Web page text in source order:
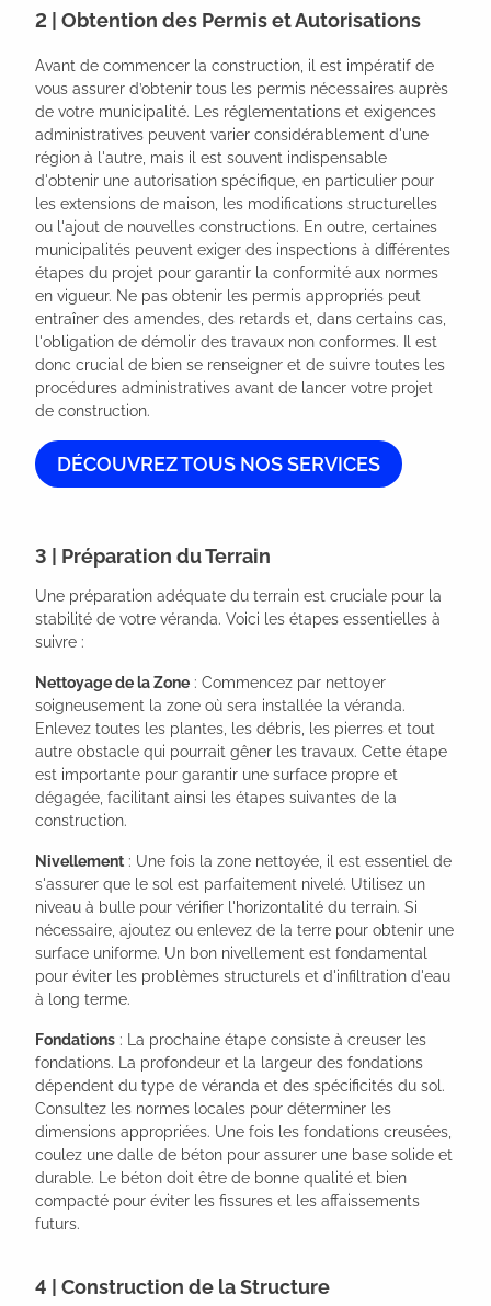
2 | Obtention des Permis et Autorisations
Avant de commencer la construction, il est impératif de
vous assurer d’obtenir tous les permis nécessaires auprès
de votre municipalité. Les réglementations et exigences
administratives peuvent varier considérablement d'une
région à l'autre, mais il est souvent indispensable
d'obtenir une autorisation spécifique, en particulier pour
les extensions de maison, les modifications structurelles
ou l'ajout de nouvelles constructions. En outre, certaines
municipalités peuvent exiger des inspections à différentes
étapes du projet pour garantir la conformité aux normes
en vigueur. Ne pas obtenir les permis appropriés peut
entraîner des amendes, des retards et, dans certains cas,
l'obligation de démolir des travaux non conformes. Il est
donc crucial de bien se renseigner et de suivre toutes les
procédures administratives avant de lancer votre projet
de construction.
DÉCOUVREZ TOUS NOS SERVICES
3 | Préparation du Terrain
Une préparation adéquate du terrain est cruciale pour la
stabilité de votre véranda. Voici les étapes essentielles à
suivre :
Nettoyage de la Zone : Commencez par nettoyer
soigneusement la zone où sera installée la véranda.
Enlevez toutes les plantes, les débris, les pierres et tout
autre obstacle qui pourrait gêner les travaux. Cette étape
est importante pour garantir une surface propre et
dégagée, facilitant ainsi les étapes suivantes de la
construction.
Nivellement : Une fois la zone nettoyée, il est essentiel de
s'assurer que le sol est parfaitement nivelé. Utilisez un
niveau à bulle pour vérifier l'horizontalité du terrain. Si
nécessaire, ajoutez ou enlevez de la terre pour obtenir une
surface uniforme. Un bon nivellement est fondamental
pour éviter les problèmes structurels et d'infiltration d'eau
à long terme.
Fondations : La prochaine étape consiste à creuser les
fondations. La profondeur et la largeur des fondations
dépendent du type de véranda et des spécificités du sol.
Consultez les normes locales pour déterminer les
dimensions appropriées. Une fois les fondations creusées,
coulez une dalle de béton pour assurer une base solide et
durable. Le béton doit être de bonne qualité et bien
compacté pour éviter les fissures et les affaissements
futurs.
4 | Construction de la Structure